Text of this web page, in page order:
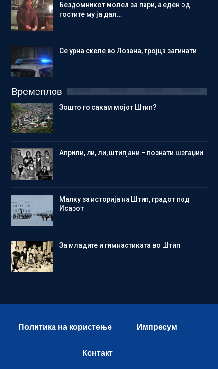
Бездомникот молел за пари, а еден од
гостите му ја дал…
Се урна скеле во Лозана, тројца загинати
Времеплов
Зошто го сакам мојот Штип?
Aприли, ли, ли, штипјани – познати шегаџии
Малку за историја на Штип, градот под
Исарот
Зa младите и гимнастиката во Штип
Политика на користење Импресум
Контакт